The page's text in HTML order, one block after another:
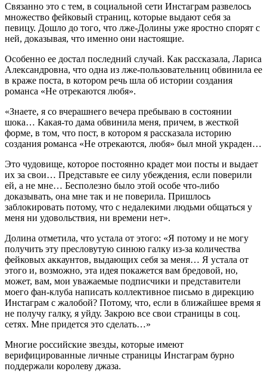
Связанно это с тем, в социальной сети Инстаграм развелось
множество фейковый страниц, которые выдают себя за
певицу. Дошло до того, что лже-Долины уже яростно спорят с
ней, доказывая, что именно они настоящие.
Особенно ее достал последний случай. Как рассказала, Лариса
Александровна, что одна из лже-пользовательниц обвинила ее
в краже поста, в котором речь шла об истории создания
романса «Не отрекаются любя».
«Знаете, я со вчерашнего вечера пребываю в состоянии
шока… Какая-то дама обвинила меня, причем, в жесткой
форме, в том, что пост, в котором я рассказала историю
создания романса «Не отрекаются, любя» был мной украден…
Это чудовище, которое постоянно крадет мои посты и выдает
их за свои… Представьте ее силу убеждения, если поверили
ей, а не мне… Бесполезно было этой особе что-либо
доказывать, она мне так и не поверила. Пришлось
заблокировать потому, что с недалекими людьми общаться у
меня ни удовольствия, ни времени нет».
Долина отметила, что устала от этого: «Я потому и не могу
получить эту пресловутую синюю галку из-за количества
фейковых аккаунтов, выдающих себя за меня… Я устала от
этого и, возможно, эта идея покажется вам бредовой, но,
может, вам, мои уважаемые подписчики и представители
моего фан-клуба написать коллективное письмо в дирекцию
Инстаграм с жалобой? Потому, что, если в ближайшее время я
не получу галку, я уйду. Закрою все свои страницы в соц.
сетях. Мне придется это сделать…»
Многие российские звезды, которые имеют
верифицированные личные страницы Инстаграм бурно
поддержали королеву джаза.